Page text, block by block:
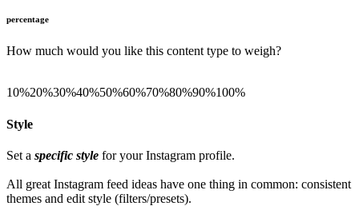
percentage
How much would you like this content type to weigh?
10%20%30%40%50%60%70%80%90%100%
Style
Set a specific style for your Instagram profile.
All great Instagram feed ideas have one thing in common: consistent
themes and edit style (filters/presets).